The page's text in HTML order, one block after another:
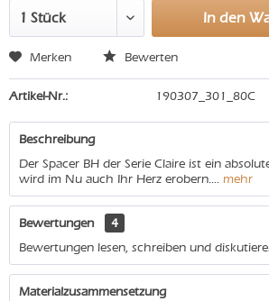
In den
Merken Bewerten
Artikel-Nr.: 190307_301_80C
Beschreibung
Der Spacer BH der Serie Claire ist ein
wird im Nu auch Ihr Herz erobern.... mehr
Bewertungen
4
Bewertungen lesen, schreiben und
Materialzusammensetzung